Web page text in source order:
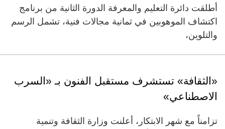
أطلقت دائرة التعليم والمعرفة الدورة الثانية من برنامج
اكتشاف الموهوبين في ثمانية مجالات فنية، تشمل الرسم
والتلوين،
«الثقافة» تستشرف مستقبل الفنون بـ «السرب
الاصطناعي»
تزامناً مع شهر الابتكار، أعلنت وزارة الثقافة وتنمية